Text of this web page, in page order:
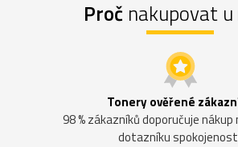
Proč nakupovat u
Tonery ověřené
98 % zákazníků doporučuje nákup
dotazníku